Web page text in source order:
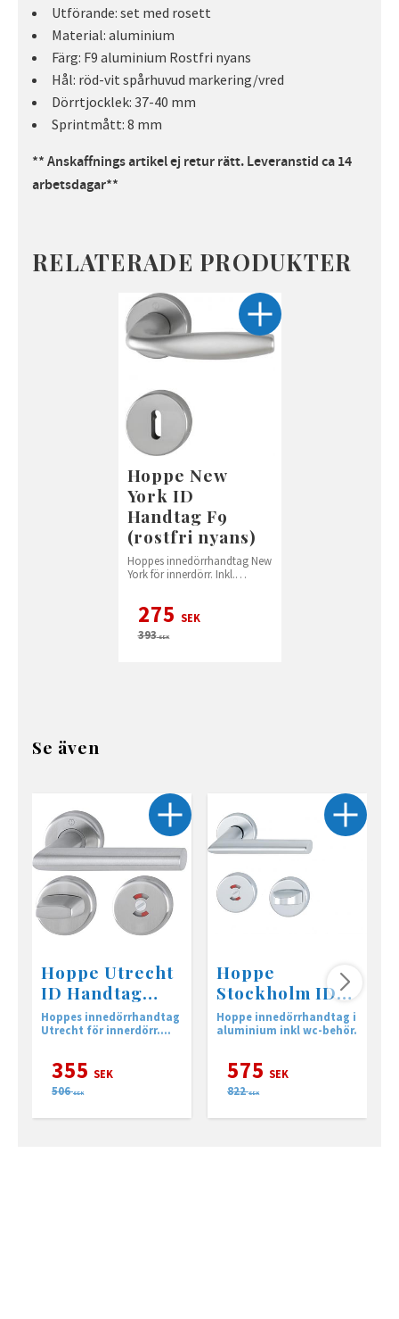
Utförande: set med rosett
Material: aluminium
Färg: F9 aluminium Rostfri nyans
Hål: röd-vit spårhuvud markering/vred
Dörrtjocklek: 37-40 mm
Sprintmått: 8 mm
** Anskaffnings artikel ej retur rätt. Leveranstid ca 14
arbetsdagar**
RELATERADE PRODUKTER
Hoppe New
York ID
Handtag F9
(rostfri nyans)
Hoppes innedörrhandtag New
York för innerdörr. Inkl.
275 SEK
393SEK
Se även
Hoppe Utrecht
ID Handtag
WC, F69
rostfritt
Hoppes innedörrhandtag
Utrecht för innerdörr.
355 SEK
506 SEK
Hoppe
Stockholm ID
Handtag WC
silver
Hoppe innedörrhandtag i
aluminium inkl wc-behör.
575 SEK
822 SEK